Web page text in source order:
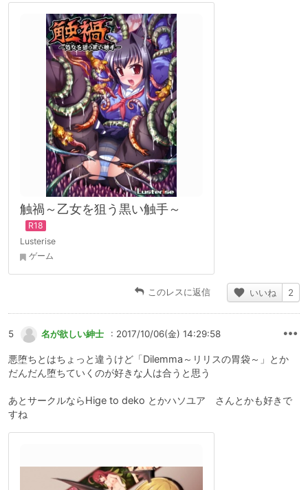
触禍～乙女を狙う黒い触手～
Lusterise
ゲーム
このレスに返信 いいね 2
5 名が欲しい紳士 : 2017/10/06(金) 14:29:58
悪堕ちとはちょっと違うけど「Dilemma～リリスの胃袋～」とか
だんだん堕ちていくのが好きな人は合うと思う
あとサークルならHige to deko とかハソユア さんとかも好きで
すね